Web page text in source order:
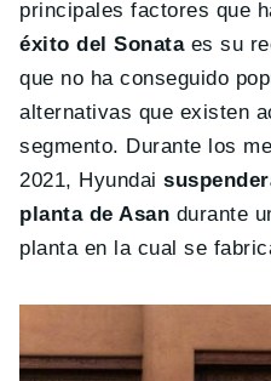
principales factores que
éxito del Sonata es su
que no ha conseguido
alternativas que existen
segmento. Durante los
2021, Hyundai
planta de Asan durante
planta en la cual se